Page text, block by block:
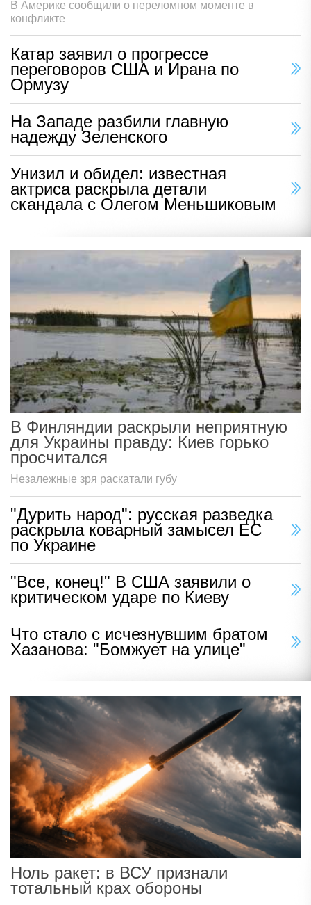
В Америке сообщили о переломном моменте в
конфликте
Катар заявил о прогрессе
переговоров США и Ирана по
Ормузу
На Западе разбили главную
надежду Зеленского
Унизил и обидел: известная
актриса раскрыла детали
скандала с Олегом Меньшиковым
В Финляндии раскрыли неприятную
для Украины правду: Киев горько
просчитался
Незалежные зря раскатали губу
"Дурить народ": русская разведка
раскрыла коварный замысел ЕС
по Украине
"Все, конец!" В США заявили о
критическом ударе по Киеву
Что стало с исчезнувшим братом
Хазанова: "Бомжует на улице"
Ноль ракет: в ВСУ признали
тотальный крах обороны